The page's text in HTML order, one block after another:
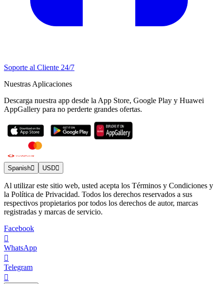
Soporte al Cliente 24/7
Nuestras Aplicaciones
Descarga nuestra app desde la App Store, Google Play y Huawei
AppGallery para no perderte grandes ofertas.
Spanish USD
Al utilizar este sitio web, usted acepta los Términos y Condiciones y
la Política de Privacidad. Todos los derechos reservados a sus
respectivos propietarios por todos los derechos de autor, marcas
registradas y marcas de servicio.
Facebook
WhatsApp
Telegram